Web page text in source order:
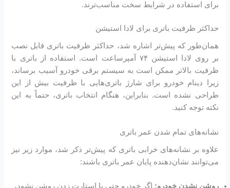
برای استفاده در شرایط سخت مناسب‌ترند.
حداکثر ظرفیت باتری برای لادا استیشن
همان‌طور که پیش‌تر اشاره شد، حداکثر ظرفیت باتری قابل نصب
بر روی لادا استیشن ۷۴ آمپرساعت است. استفاده از باتری با
ظرفیت بالاتر ممکن است به سیستم برقی خودرو آسیب برساند،
زیرا دینام خودرو برای شارژ باتری‌هایی با ظرفیت بیش از این
طراحی نشده است. بنابراین، هنگام انتخاب باتری، حتماً به این
نکته توجه کنید.
نشانه‌های تمام شدن عمر باتری
علاوه بر نشانه‌های خرابی باتری که پیش‌تر ذکر شد، موارد زیر نیز
می‌توانند نشان‌دهنده پایان عمر باتری باشند:
روشن نشدن خودرو: اگر خودرو حتی با استارت زدن روشن نشود،